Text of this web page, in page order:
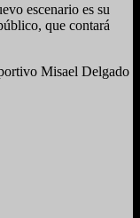
escenario es su
que contará
Misael Delgado